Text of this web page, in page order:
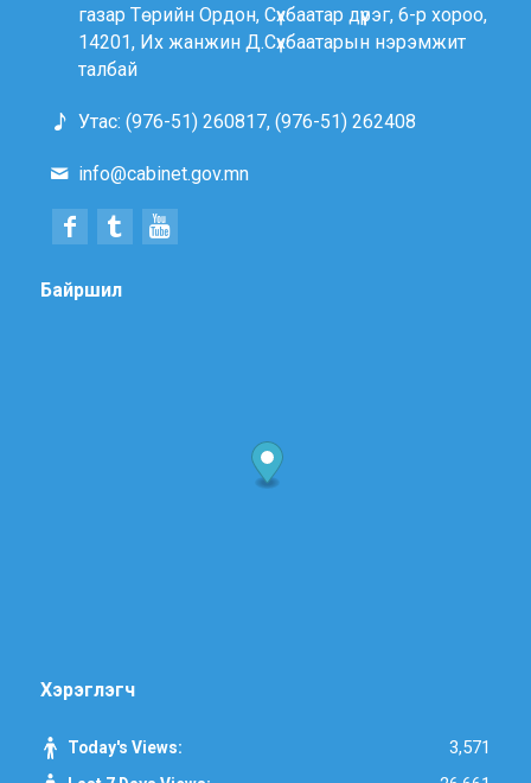
газар Төрийн Ордон, Сүхбаатар дүүрэг, 6-р хороо,
14201, Их жанжин Д.Сүхбаатарын нэрэмжит
талбай
Утас: (976-51) 260817, (976-51) 262408
info@cabinet.gov.mn
Байршил
Хэрэглэгч
Today's Views: 3,571